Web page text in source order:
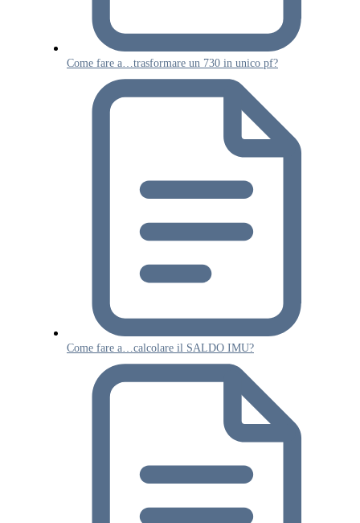
Come fare a…trasformare un 730 in unico pf?
Come fare a…calcolare il SALDO IMU?